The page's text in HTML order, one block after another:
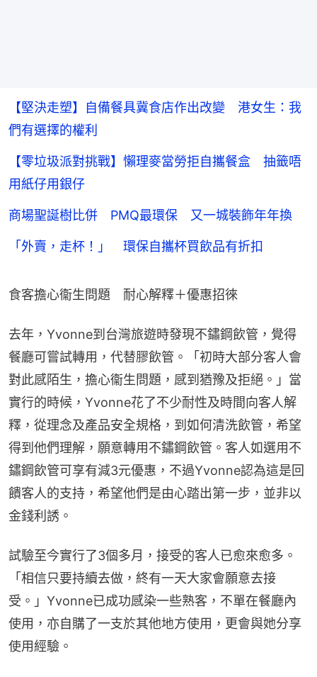
【堅決走塑】自備餐具冀食店作出改變 港女生：我
們有選擇的權利
【零垃圾派對挑戰】懶理麥當勞拒自攜餐盒 抽籤唔
用紙仔用銀仔
商場聖誕樹比併 PMQ最環保 又一城裝飾年年換
「外賣，走杯！」 環保自攜杯買飲品有折扣
食客擔心衞生問題　耐心解釋＋優惠招徠
去年，Yvonne到台灣旅遊時發現不鏽鋼飲管，覺得
餐廳可嘗試轉用，代替膠飲管。「初時大部分客人會
對此感陌生，擔心衞生問題，感到猶豫及拒絕。」當
實行的時候，Yvonne花了不少耐性及時間向客人解
釋，從理念及產品安全規格，到如何清洗飲管，希望
得到他們理解，願意轉用不鏽鋼飲管。客人如選用不
鏽鋼飲管可享有減3元優惠，不過Yvonne認為這是回
饋客人的支持，希望他們是由心踏出第一步，並非以
金錢利誘。
試驗至今實行了3個多月，接受的客人已愈來愈多。
「相信只要持續去做，終有一天大家會願意去接
受。」Yvonne已成功感染一些熟客，不單在餐廳內
使用，亦自購了一支於其他地方使用，更會與她分享
使用經驗。